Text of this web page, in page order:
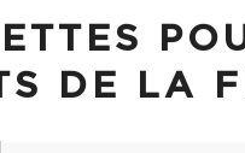
DE LA